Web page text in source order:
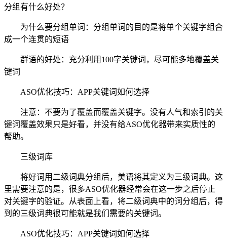
分组有什么好处？
为什么要分组单词：分组单词的目的是将单个关键字组合
成一个连贯的短语
群语的好处：充分利用100字关键词，尽可能多地覆盖关
键词
ASO优化技巧：APP关键词如何选择
注意：不要为了覆盖而覆盖关键字。没有人气和索引的关
键词覆盖效果只是好看，并没有给ASO优化器带来实质性的
帮助。
三级词库
将好词用二级词典分组后，美语将其定义为三级词典。这
里需要注意的是，很多ASO优化器经常会在这一步之后停止
对关键字的验证。从表面上看，将二级词典中的词分组后，得
到的三级词典很可能就是我们需要的关键词。
ASO优化技巧：APP关键词如何选择